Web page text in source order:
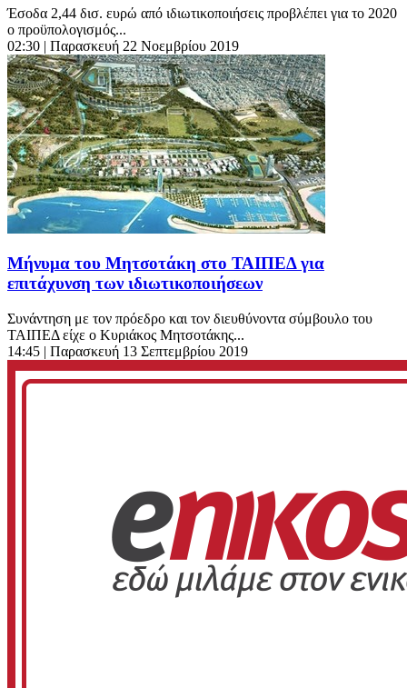
Έσοδα 2,44 δισ. ευρώ από ιδιωτικοποιήσεις προβλέπει για το 2020
ο προϋπολογισμός...
02:30 | Παρασκευή 22 Νοεμβρίου 2019
Μήνυμα του Μητσοτάκη στο ΤΑΙΠΕΔ για
επιτάχυνση των ιδιωτικοποιήσεων
Συνάντηση με τον πρόεδρο και τον διευθύνοντα σύμβουλο του
ΤΑΙΠΕΔ είχε ο Κυριάκος Μητσοτάκης...
14:45 | Παρασκευή 13 Σεπτεμβρίου 2019